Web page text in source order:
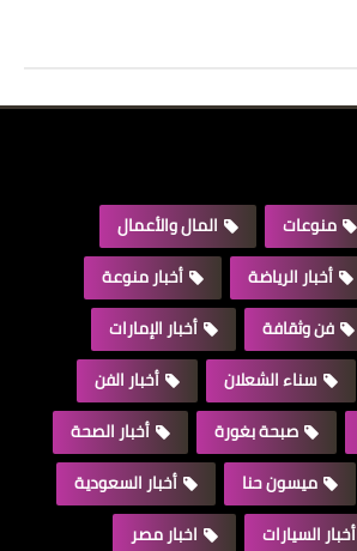
منوعات
المال والأعمال
أخبار الرياضة
أخبار منوعة
فن وثقافة
أخبار الإمارات
سناء الشعلان
أخبار الفن
صبحة بغورة
أخبار الصحة
ميسون حنا
أخبار السعودية
أخبار السيارات
اخبار مصر